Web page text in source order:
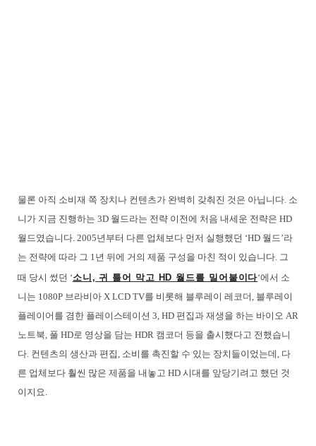
물론 아직 소비재 쪽 장치나 컨텐츠가 완벽히 갖춰진 것은 아닙니다. 소
니가 지금 진행하는 3D 월드라는 전략 이전에 처음 내세운 전략은 HD
월드였습니다. 2005년부터 다른 업체보다 먼저 실행했던 ‘HD 월드’라
는 전략에 따라 그 1년 뒤에 거의 제품 구성을 마친 적이 있습니다. 그
때 당시 썼던 ‘소니, 귀 틀어 막고 HD 월드를 밀어붙이다‘에서 소
니는 1080P 브라비아 X LCD TV를 비롯해 블루레이 레코더, 블루레이
플레이어를 겸한 플레이스테이션 3, HD 편집과 재생을 하는 바이오 AR
노트북, 풀 HD로 영상을 담는 HDR 캠코더 등을 출시했다고 전했습니
다. 컨텐츠의 생산과 편집, 소비를 촉진할 수 있는 장치들이었는데, 다
른 업체보다 훨씬 많은 제품을 내놓고 HD 시대를 앞당기려고 했던 것
이지요.